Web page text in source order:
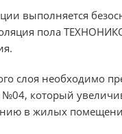
выполняется
пола
слоя необходимо
который
в жилых